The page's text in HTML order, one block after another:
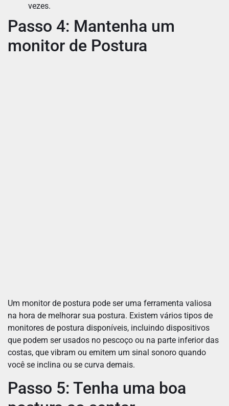
vezes.
Passo 4: Mantenha um
monitor de Postura
Um monitor de postura pode ser uma ferramenta valiosa
na hora de melhorar sua postura. Existem vários tipos de
monitores de postura disponíveis, incluindo dispositivos
que podem ser usados no pescoço ou na parte inferior das
costas, que vibram ou emitem um sinal sonoro quando
você se inclina ou se curva demais.
Passo 5: Tenha uma boa